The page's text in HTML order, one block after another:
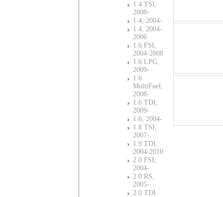
1.4 TSI,
2008-
1.4, 2004-
1.4, 2004-
2006
1.6 FSI,
2004-2008
1.6 LPG,
2009-
1.6
MultiFuel,
2008-
1.6 TDI,
2009-
1.6, 2004-
1.8 TSI,
2007-
1.9 TDI,
2004-2010
2.0 FSI,
2004-
2.0 RS,
2005-
2.0 TDI